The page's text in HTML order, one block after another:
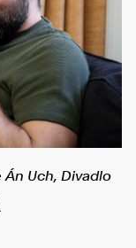
Uch, Divadlo